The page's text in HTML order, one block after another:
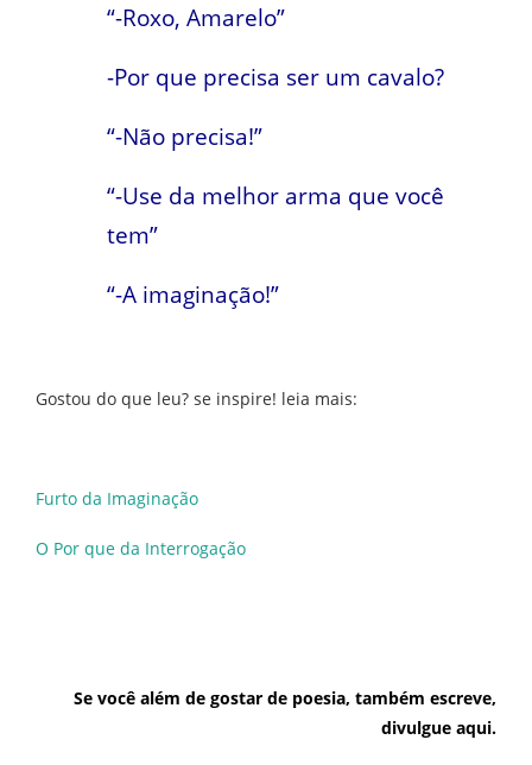
“-Roxo, Amarelo”
-Por que precisa ser um cavalo?
“-Não precisa!”
“-Use da melhor arma que você
tem”
“-A imaginação!”
Gostou do que leu? se inspire! leia mais:
Furto da Imaginação
O Por que da Interrogação
Se você além de gostar de poesia, também escreve,
divulgue aqui.